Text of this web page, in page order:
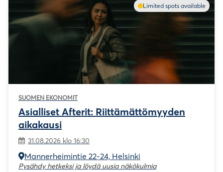
Limited spots available
SUOMEN EKONOMIT
Asialliset Afterit: Riittämättömyyden
aikakausi
31.08.2026 klo 16:30
Mannerheimintie 22-24, Helsinki
Pysähdy hetkeksi ja löydä uusia näkökulmia